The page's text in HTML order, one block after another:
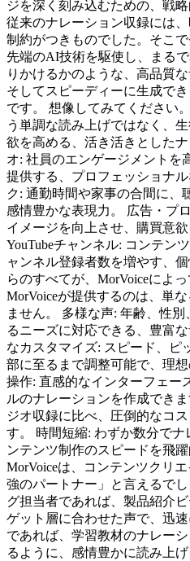
ジを深く刻み込むための、戦
従来のナレーション収録には
制約がつきものでした。そこ
先端のAI技術を駆使し、まる
りかけるかのような、高品質
そしてスピーディーに生成で
です。 想像してみてください
う単調な読み上げではなく、
欲を高める、活き活きとした
オ: 社員のエンゲージメントを
提供する、プロフェッショナ
ク: 通勤時間や家事の合間に、
感情豊かな表現力。 広告・プ
イメージを向上させ、購買意
YouTubeチャンネル: コンテン
ャンネル登録者数を増やす、
らのすべてが、MorVoiceによ
MorVoiceが提供するのは、単
ません。 多様な声: 年齢、性
るニーズに対応できる、豊富
なカスタマイズ: スピード、
部に至るまで調整可能で、理
操作: 直感的なインターフェー
ルのナレーションを作成でき
ジオ収録に比べ、圧倒的なコ
す。 時間短縮: わずか数分で
ンテンツ制作のスピードを飛躍
MorVoiceは、コンテンツクリ
強のパートナー」と言えるで
グ担当者であれば、製品紹介
ゲット層に合わせた声で、迅
であれば、学習教材のナレー
るように、感情豊かに読み上